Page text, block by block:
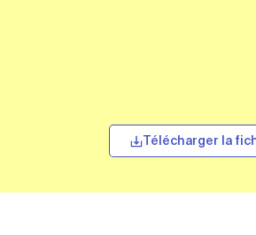
Télécharger la